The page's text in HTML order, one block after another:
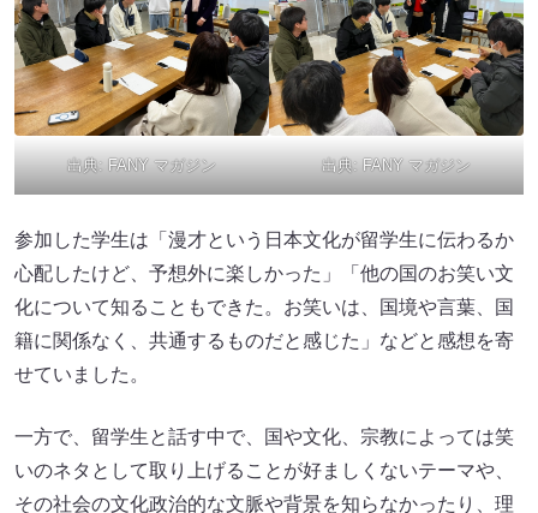
出典: FANY マガジン 出典: FANY マガジン
参加した学生は「漫才という日本文化が留学生に伝わるか
心配したけど、予想外に楽しかった」「他の国のお笑い文
化について知ることもできた。お笑いは、国境や言葉、国
籍に関係なく、共通するものだと感じた」などと感想を寄
せていました。
一方で、留学生と話す中で、国や文化、宗教によっては笑
いのネタとして取り上げることが好ましくないテーマや、
その社会の文化政治的な文脈や背景を知らなかったり、理